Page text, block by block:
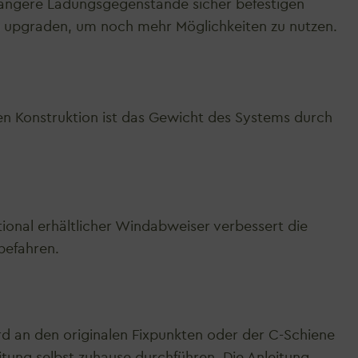
Ladungsgegenstände sicher befestigen
um noch mehr Möglichkeiten zu nutzen.
Konstruktion ist das Gewicht des Systems durch
erhältlicher Windabweiser verbessert die
an den originalen Fixpunkten oder der C-Schiene